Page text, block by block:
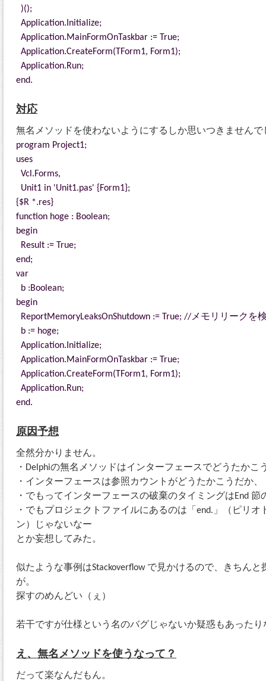
)();
Application.Initialize;
Application.MainFormOnTaskbar := True;
Application.CreateForm(TForm1, Form1);
Application.Run;
end.
対応
無名メソッドを使わないようにするしか思いつきません
program Project1;
uses
Vcl.Forms,
Unit1 in 'Unit1.pas' {Form1};
{$R *.res}
function hoge : Boolean;
begin
Result := True;
end;
var
b :Boolean;
begin
ReportMemoryLeaksOnShutdown := True; //メモリリークを
b := hoge;
Application.Initialize;
Application.MainFormOnTaskbar := True;
Application.CreateForm(TForm1, Form1);
Application.Run;
end.
原因予想
全然分かりません。
・Delphiの無名メソッドはインターフェースでどうたかこ
・インターフェースは参照カウントがどうたかこうだか、
・でもってインターフェースの破棄のタイミングはEnd
・でもプロジェクトファイルにあるのは「end.」（ピリ
ン）じゃないなー
とか妄想してみた。
似たような事例はStackoverflow で見かけるので、きちん
が。
探すのめんどい（ぇ）
若干ですが仕様という名のバグじゃないか疑惑もあったり
え、無名メソッドを使うなって？
だって楽なんだもん。